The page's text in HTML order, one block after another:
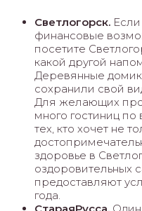
Светлогорск.Если
финансовые
посетите
какой другой
Деревянные
сохранили свой
Для желающих
много гостиниц
тех, кто хочет не
здоровье в
оздоровительных
предоставляют
года.
СтараяРусса.Один